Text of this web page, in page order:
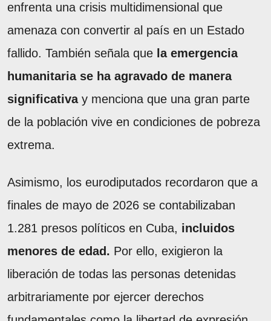
enfrenta una crisis multidimensional que
amenaza con convertir al país en un Estado
fallido. También señala que la emergencia
humanitaria se ha agravado de manera
significativay menciona que una gran parte
de la población vive en condiciones de pobreza
extrema.
Asimismo, los eurodiputados recordaron que a
finales de mayo de 2026 se contabilizaban
1.281 presos políticos en Cuba, incluidos
menores de edad. Por ello, exigieron la
liberación de todas las personas detenidas
arbitrariamente por ejercer derechos